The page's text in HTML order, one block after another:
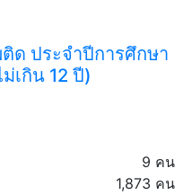
ด ประจำปีการศึกษา
เกิน 12 ปี)
9 คน
1,873 คน